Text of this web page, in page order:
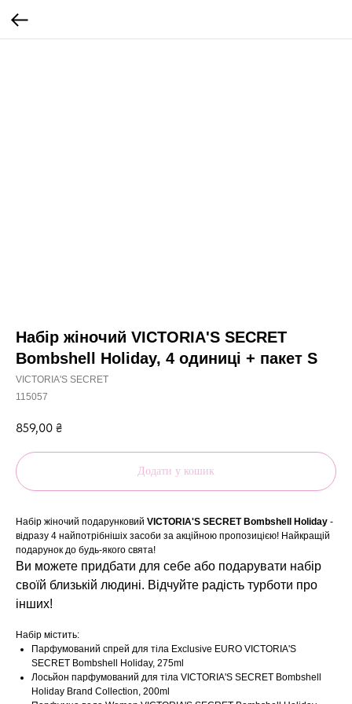
Набір жіночий VICTORIA'S SECRET
Bombshell Holiday, 4 одиниці + пакет S
VICTORIA'S SECRET
115057
859,00 ₴
Додати у кошик
Набір жіночий подарунковий VICTORIA'S SECRET Bombshell Holiday -
відразу 4 найпотрібнішіх засоби за акційною пропозицією! Найкращій
подарунок до будь-якого свята!
Ви можете придбати для себе або подарувати набір
своїй близькій людині. Відчуйте радість турботи про
інших!
Набір містить:
Парфумований спрей для тіла Exclusive EURO VICTORIA'S
SECRET Bombshell Holiday, 275ml
Лосьйон парфумований для тіла VICTORIA'S SECRET Bombshell
Holiday Brand Collection, 200ml